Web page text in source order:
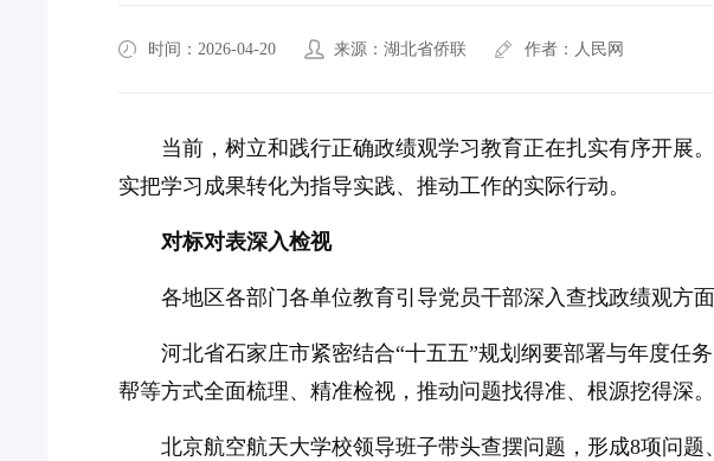
时间：2026-04-20 来源：湖北省侨联 作者：人民网
当前，树立和践行正确政绩观学习教育正在扎实有序开展
实把学习成果转化为指导实践、推动工作的实际行动。
对标对表深入检视
各地区各部门各单位教育引导党员干部深入查找政绩观方
河北省石家庄市紧密结合“十五五”规划纲要部署与年度任
帮等方式全面梳理、精准检视，推动问题找得准、根源挖得深。
北京航空航天大学校领导班子带头查摆问题，形成8项问